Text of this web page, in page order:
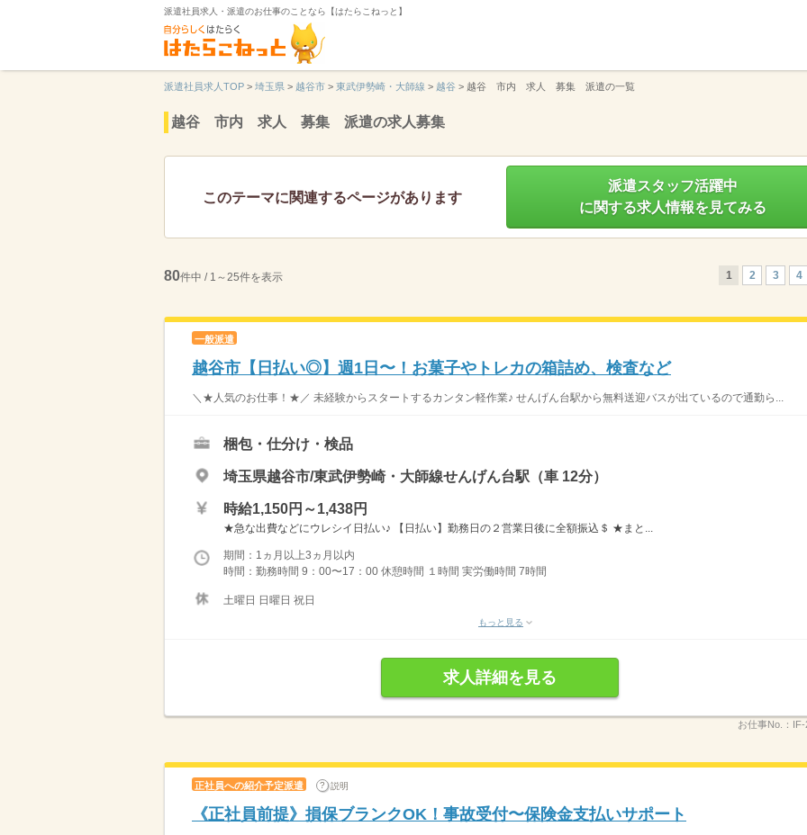
派遣社員求人・派遣のお仕事のことなら【はたらこねっと】
派遣社員求人TOP > 埼玉県 > 越谷市 > 東武伊勢崎・大師線 > 越谷 > 越谷 市内 求人 募集 派遣の一覧
越谷 市内 求人 募集 派遣の求人募集
このテーマに関連するページがあります
派遣スタッフ活躍中
に関する求人情報を見てみる
80件中 / 1～25件を表示 1 2 3 4
一般派遣
越谷市【日払い◎】週1日〜！お菓子やトレカの箱詰め、検査など
＼★人気のお仕事！★／ 未経験からスタートするカンタン軽作業♪ せんげん台駅から無料送迎バスが出ているので通勤ら...
梱包・仕分け・検品
埼玉県越谷市/東武伊勢崎・大師線せんげん台駅（車 12分）
時給1,150円～1,438円
★急な出費などにウレシイ日払い♪ 【日払い】勤務日の２営業日後に全額振込＄ ★まと...
期間：1ヵ月以上3ヵ月以内
時間：勤務時間 9：00〜17：00 休憩時間 １時間 実労働時間 7時間
土曜日 日曜日 祝日
もっと見る
求人詳細を見る
お仕事No.：
正社員への紹介予定派遣 説明
《正社員前提》損保ブランクOK！事故受付〜保険金支払いサポート